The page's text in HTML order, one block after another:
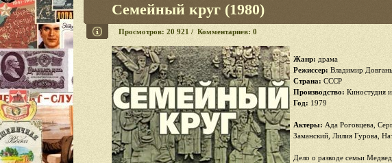
Семейный круг (1980)
Просмотров: 20 921 / Комментариев: 0
Жанр: драма
Режиссер: Владимир Довгань
Страна: СССР
Производство: Киностудия
Год: 1979
Актеры: Ада Роговцева,
Заманский, Лилия Гурова,
Дело о разводе семьи